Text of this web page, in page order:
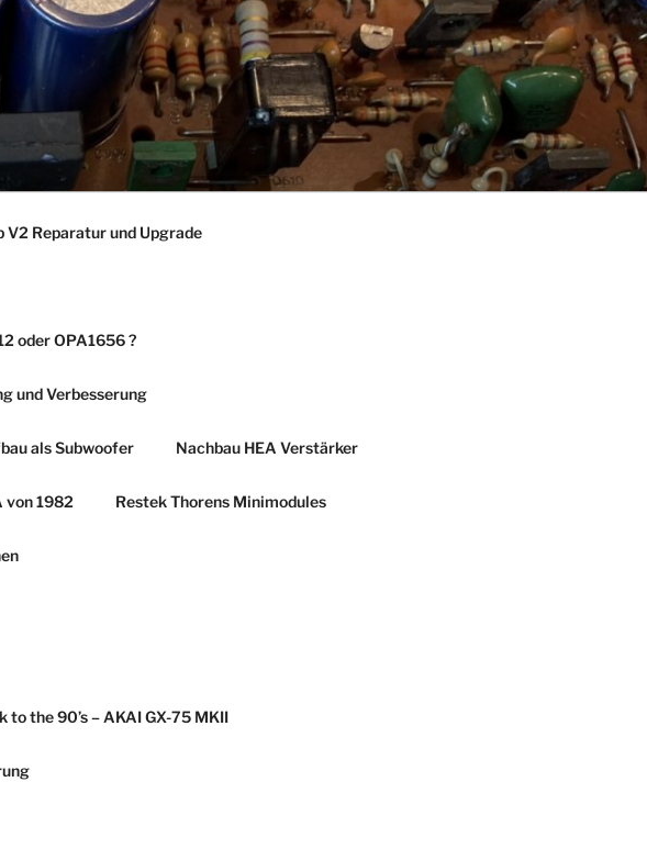
V2 Reparatur und Upgrade
oder OPA1656 ?
und Verbesserung
als Subwoofer Nachbau HEA Verstärker
von 1982 Restek Thorens Minimodules
to the 90’s – AKAI GX-75 MKII